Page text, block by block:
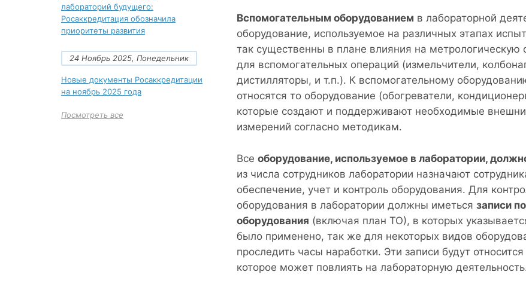
лабораторий будущего:
Росаккредитация обозначила
приоритеты развития
24 Ноябрь 2025, Понедельник
Новые документы Росаккредитации
на ноябрь 2025 года
Посмотреть все
Вспомогательным оборудованием в лабораторной
оборудование, используемое на различных этапах
так существенны в плане влияния на
для вспомогательных операций (измельчители,
дистилляторы, и т.п.). К вспомогательному
относятся то оборудование (обогреватели,
которые создают и поддерживают необходимые
измерений согласно методикам.
Все оборудование, используемое в лаборатории,
из числа сотрудников лаборатории назначают
обеспечение, учет и контроль оборудования. Для
оборудования в лаборатории должны иметься записи
оборудования (включая план ТО), в которых
было применено, так же для некоторых видов
проследить часы наработки. Эти записи будут
которое может повлиять на лабораторную